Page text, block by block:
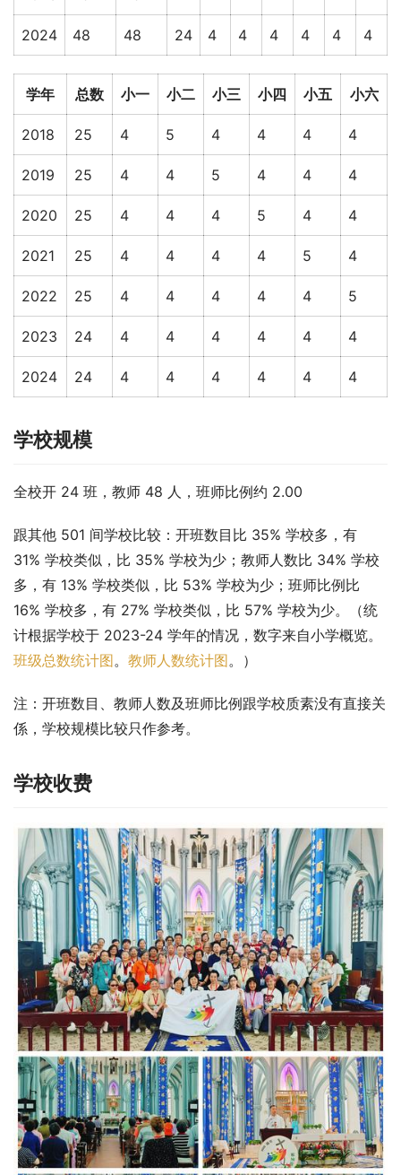
2024 48 48 24 4 4 4 4 4 4
学年 总数 小一 小二 小三 小四 小五 小六
2018 25 4 5 4 4 4 4
2019 25 4 4 5 4 4 4
2020 25 4 4 4 5 4 4
2021 25 4 4 4 4 5 4
2022 25 4 4 4 4 4 5
2023 24 4 4 4 4 4 4
2024 24 4 4 4 4 4 4
学校规模
全校开 24 班，教师 48 人，班师比例约 2.00
跟其他 501 间学校比较：开班数目比 35% 学校多，有
31% 学校类似，比 35% 学校为少；教师人数比 34% 学校
多，有 13% 学校类似，比 53% 学校为少；班师比例比
16% 学校多，有 27% 学校类似，比 57% 学校为少。（统
计根据学校于 2023-24 学年的情况，数字来自小学概览。
班级总数统计图。 教师人数统计图。）
注：开班数目、教师人数及班师比例跟学校质素没有直接关
係，学校规模比较只作参考。
学校收费